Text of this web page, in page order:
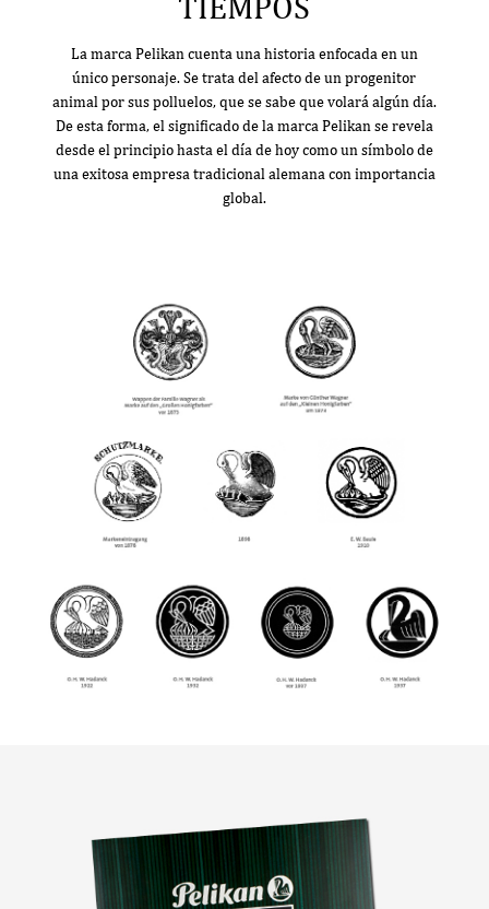
La marca Pelikan cuenta una historia enfocada en un
único personaje. Se trata del afecto de un progenitor
animal por sus polluelos, que se sabe que volará algún día.
De esta forma, el significado de la marca Pelikan se revela
desde el principio hasta el día de hoy como un símbolo de
una exitosa empresa tradicional alemana con importancia
global.